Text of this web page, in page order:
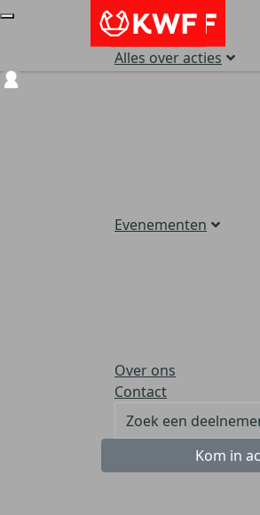
Alles over acties
Evenementen
Over ons
Contact
Kom in